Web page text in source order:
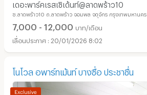
เดอะพาร์คเรสเซิเด้นท์@ลาดพร้าว10
ซ.ลาดพร้าว10 ถ.ลาดพร้าว จอมพล จตุจักร กรุงเทพมหานคร
7,000 - 12,000 บาท/เดือน
20/01/2026 8:02
โนโวล อพาร์ทเม้นท์ บางซื่อ ประชาชื่น